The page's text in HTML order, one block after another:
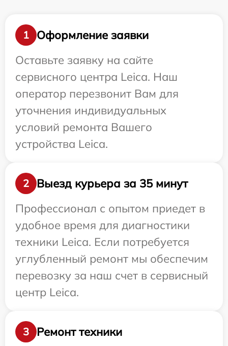
1
Оформление заявки
Оставьте заявку на сайте
сервисного центра Leica. Наш
оператор перезвонит Вам для
уточнения индивидуальных
условий ремонта Вашего
устройства Leica.
2
Выезд курьера за 35 минут
Профессионал с опытом приедет в
удобное время для диагностики
техники Leica. Если потребуется
углубленный ремонт мы обеспечим
перевозку за наш счет в сервисный
центр Leica.
3 Ремонт техники